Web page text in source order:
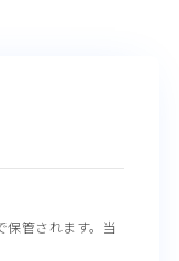
管されます。当